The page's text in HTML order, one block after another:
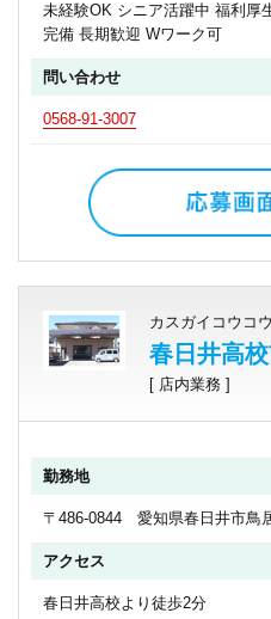
未経験OK シニア活躍中 福利厚
完備 長期歓迎 Wワーク可
問い合わせ
0568-91-3007
カスガイコウコ
春日井高
[ 店内業務 ]
勤務地
〒486-0844 愛知県春日井市鳥
アクセス
春日井高校より徒歩2分